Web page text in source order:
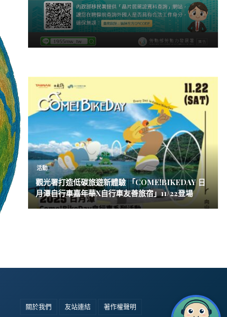
活動
觀光署打造低碳旅遊新體驗 「COME!BIKEDAY 日
月潭自行車嘉年華X自行車友善旅宿」11/22登場
關於我們 友站連結 著作權聲明